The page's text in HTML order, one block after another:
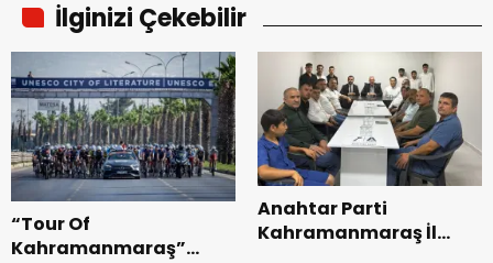
İlginizi Çekebilir
“Tour Of
Kahramanmaraş”
Anahtar Parti
Kahramanmaraş İl